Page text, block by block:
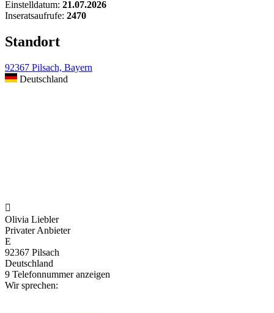
Einstelldatum: 21.07.2026
Inseratsaufrufe: 2470
Standort
92367 Pilsach, Bayern
Deutschland

Olivia Liebler
Privater Anbieter
E
92367 Pilsach
Deutschland
9 Telefonnummer anzeigen
Wir sprechen: